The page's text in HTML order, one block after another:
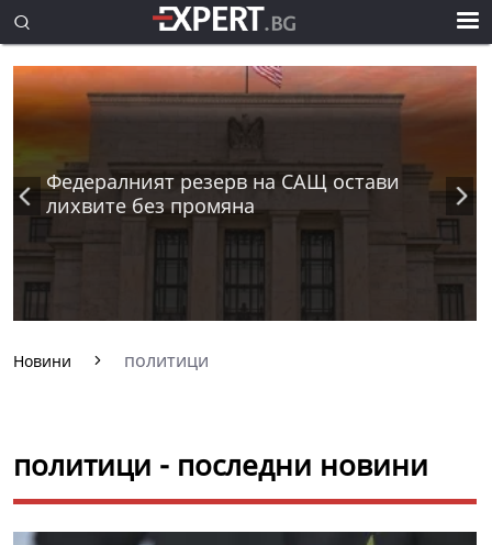
Федералният резерв на САЩ остави
лихвите без промяна
Новини политици
политици - последни новини